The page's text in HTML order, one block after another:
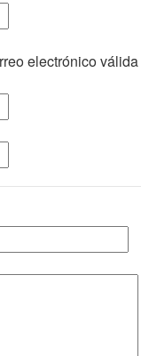
electrónico válida